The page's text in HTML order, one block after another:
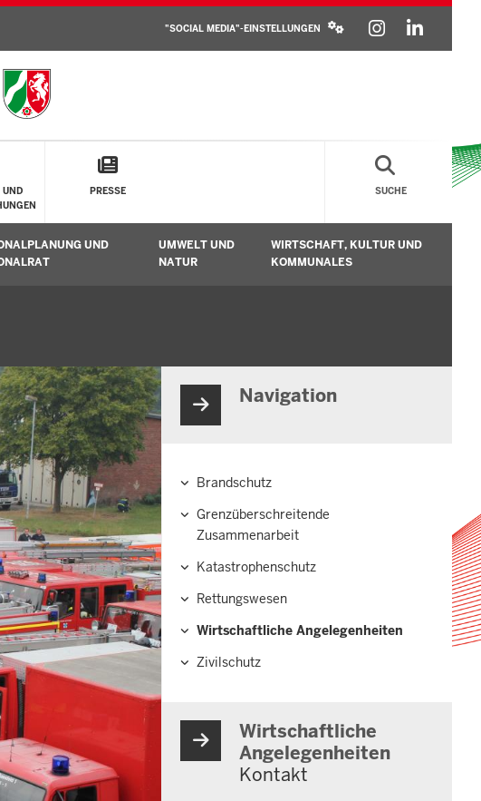
MEDIA
"SOCIAL MEDIA"-EINSTELLUNGEN
UND
PRESSE SUCHE
öffnen
UND
Untermenü öffnen
UMWELT UND
NATUR
Untermenü öffnen
WIRTSCHAFT, KULTUR UND
KOMMUNALES
Navigation
Brandschutz
Grenzüberschreitende
Zusammenarbeit
Katastrophenschutz
Rettungswesen
Wirtschaftliche Angelegenheiten
Zivilschutz
Wirtschaftliche
Angelegenheiten
Kontakt